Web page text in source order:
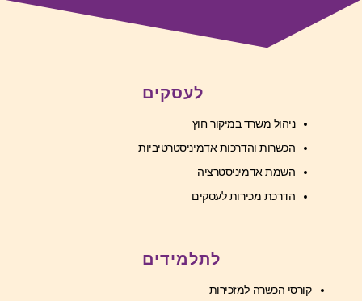
לעסקים
ניהול משרד במיקור חוץ
הכשרות והדרכות אדמיניסטרטיביות
השמת אדמיניסטרציה
הדרכת מכירות לעסקים
לתלמידים
קורסי הכשרה למזכירות